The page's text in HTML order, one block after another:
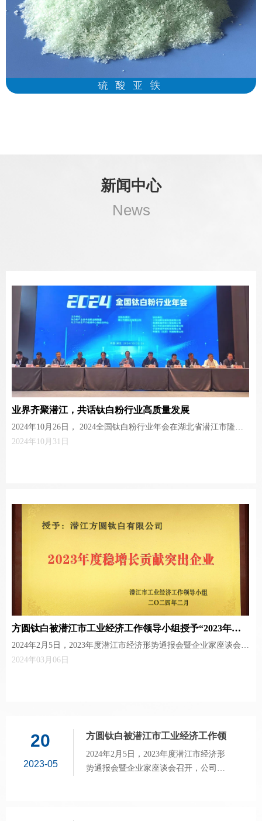
业界齐聚潜江，共话钛白粉行业高质量发展
2024年10月26日， 2024全国钛白粉行业年会在湖北省潜江市隆重
召开。本次会议由钛白粉产业技术创新战略联盟、化工行业生产力
公司总经理毛明以及来自全国钛白粉行业专家学者、企业家、行业
翘楚、商界精英，以及上下游领域的代表350余人出席了本次会
2024年10月31日
方圆钛白被潜江市工业经济工作领
导小组授予“2023年度稳增长贡献
突出企业”称号
2024年2月5日，2023年度潜江市经济形
势通报会暨企业家座谈会召开，公司总
20
2023-05
新闻中心
News
方圆钛白被潜江市工业经济工作领导小组授予“2023年度
稳增长贡献突出企业”称号
2024年2月5日，2023年度潜江市经济形势通报会暨企业家座谈会召
开，公司总经理毛明受邀出席会议。
2024年03月06日